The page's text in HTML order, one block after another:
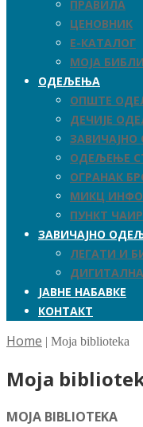
ПРАВИЛА
ЦЕНОВНИК
Е-КАТАЛОГ
МОЈА
ОДЕЉЕЊА
ОПШТЕ
ДЕЧИЈЕ
ОДЕЉЕЊЕ
ОГРАНАК
МИКЦ
ПУНКТ ЧАИР
ЗАВИЧАЈНО
ЛЕГАТИ И
ЈАВНЕ НАБАВКЕ
КОНТАКТ
Home | Moja biblioteka
Moja
MOJA BIBLIOTEKA